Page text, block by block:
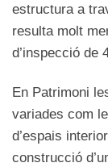
estructura a
resulta molt
d’inspecció de
En Patrimoni
variades com
d’espais
construcció